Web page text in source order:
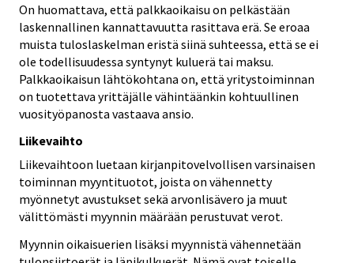
On huomattava, että palkkaoikaisu on pelkästään
laskennallinen kannattavuutta rasittava erä. Se eroaa
muista tuloslaskelman eristä siinä suhteessa, että se ei
ole todellisuudessa syntynyt kuluerä tai maksu.
Palkkaoikaisun lähtökohtana on, että yritystoiminnan
on tuotettava yrittäjälle vähintäänkin kohtuullinen
vuosityöpanosta vastaava ansio.
Liikevaihto
Liikevaihtoon luetaan kirjanpitovelvollisen varsinaisen
toiminnan myyntituotot, joista on vähennetty
myönnetyt avustukset sekä arvonlisävero ja muut
välittömästi myynnin määrään perustuvat verot.
Myynnin oikaisuerien lisäksi myynnistä vähennetään